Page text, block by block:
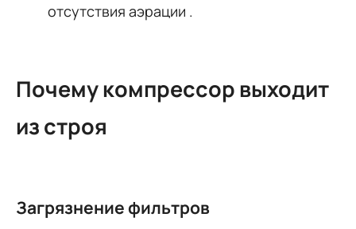
отсутствия аэрации .
Почему компрессор выходит
из строя
Загрязнение фильтров